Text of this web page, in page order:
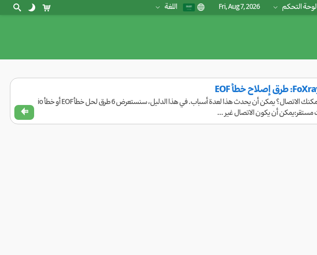
لوحة التحكم Fri, Aug 7, 2026 اللغة
هل تواجه مشاكل أثناء الاتصال بتطبيق FoXray أو v2rayNG ولا يمكنك الاتصال؟ يمكن أن يحدث هذا لعدة أسباب. في هذا الدليل، سنستعرض 6 طرق لحل خطأ EOF أو خطأ io